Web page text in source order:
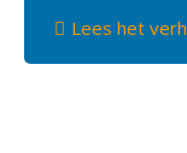
Lees het